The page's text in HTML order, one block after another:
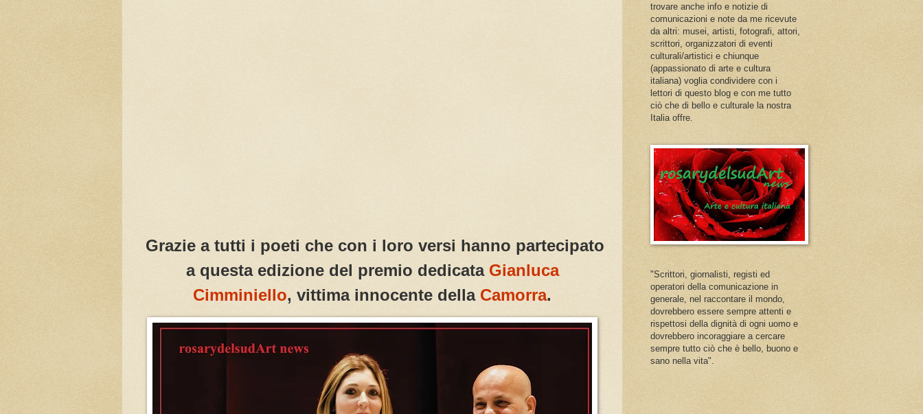
Grazie a tutti i poeti che con i loro versi hanno partecipato
a questa edizione del premio dedicata Gianluca
Cimminiello, vittima innocente della Camorra.
trovare anche info e notizie di
comunicazioni e note da me ricevute
da altri: musei, artisti, fotografi, attori,
scrittori, organizzatori di eventi
culturali/artistici e chiunque
(appassionato di arte e cultura
italiana) voglia condividere con i
lettori di questo blog e con me tutto
ciò che di bello e culturale la nostra
Italia offre.
"Scrittori, giornalisti, registi ed
operatori della comunicazione in
generale, nel raccontare il mondo,
dovrebbero essere sempre attenti e
rispettosi della dignità di ogni uomo e
dovrebbero incoraggiare a cercare
sempre tutto ciò che è bello, buono e
sano nella vita".